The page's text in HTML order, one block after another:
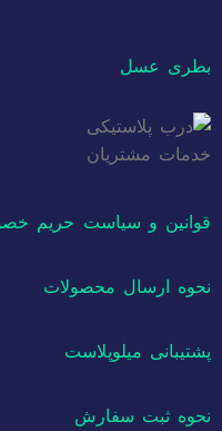
بطری عسل
خدمات مشتریان
قوانین و سیاست حریم
نحوه ارسال محصولات
پشتیبانی میلوپلاست
نحوه ثبت سفارش